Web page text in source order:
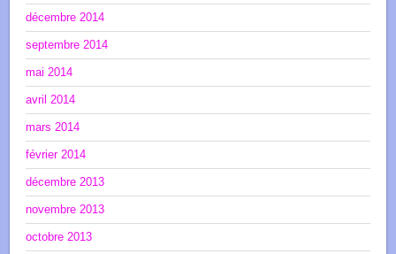
décembre 2014
septembre 2014
mai 2014
avril 2014
mars 2014
février 2014
décembre 2013
novembre 2013
octobre 2013